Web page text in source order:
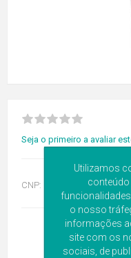
Seja o primeiro a avaliar
CNP:
Utilizamos
o nosso
informações
site com os
sociais, de